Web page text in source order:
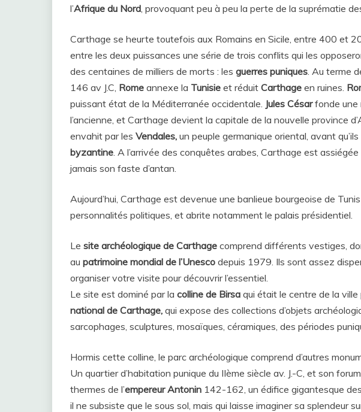
l’Afrique du Nord , provoquant peu à peu la perte de la suprématie
Carthage se heurte toutefois aux Romains en Sicile, entre 400 et
entre les deux puissances une série de trois conflits qui les
des centaines de milliers de morts : les guerres puniques . Au terme
146 av J.C, Rome annexe la Tunisie et réduit Carthage en ruines.
puissant état de la Méditerranée occidentale. Jules Césarfonde une
l’ancienne, et Carthage devient la capitale de la nouvelle province
envahit par les Vendales, un peuple germanique oriental, avant
byzantine . A l’arrivée des conquêtes arabes, Carthage est
jamais son faste d’antan.
Aujourd’hui, Carthage est devenue une banlieue bourgeoise de
personnalités politiques, et abrite notamment le palais présidentiel.
Le site archéologique de Carthage comprend différents vestiges,
au patrimoine mondial de l’Unesco depuis 1979. Ils sont assez
organiser votre visite pour découvrir l’essentiel.
Le site est dominé par la colline de Birsa qui était le centre de la ville
national de Carthage, qui expose des collections d’objets
sarcophages, sculptures, mosaïques, céramiques, des périodes
Hormis cette colline, le parc archéologique comprend d’autres
Un quartier d’habitation punique du IIème siècle av. J.-C, et son
thermes de l’empereur Antonin 142-162, un édifice gigantesque
il ne subsiste que le sous sol, mais qui laisse imaginer sa splendeur